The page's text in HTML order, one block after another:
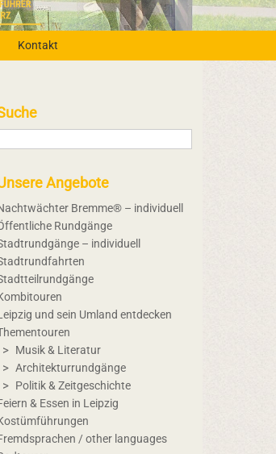
Kontakt
Angebote
Bremme® – individuell
Rundgänge
– individuell
und sein Umland entdecken
Musik & Literatur
Architekturrundgänge
Politik & Zeitgeschichte
& Essen in Leipzig
/ other languages